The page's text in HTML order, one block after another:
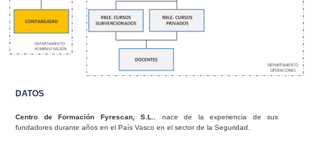
DATOS
Centro de Formación Fyrescan, S.L.
, nace de la experiencia de sus
fundadores durante años en el País Vasco en el sector de la Seguridad.